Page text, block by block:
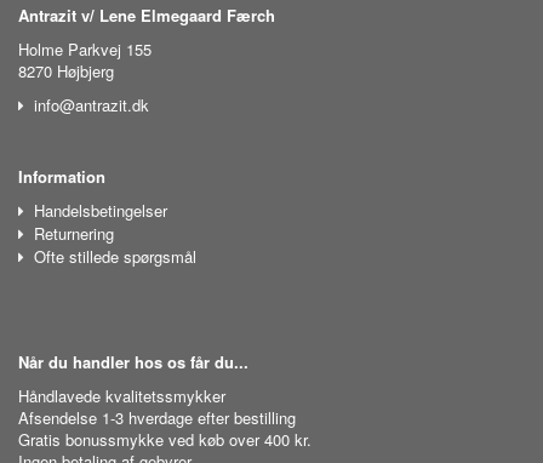
Antrazit v/ Lene Elmegaard Færch
Holme Parkvej 155
8270 Højbjerg
info@antrazit.dk
Information
Handelsbetingelser
Returnering
Ofte stillede spørgsmål
Når du handler hos os får du...
Håndlavede kvalitetssmykker
Afsendelse 1-3 hverdage efter bestilling
Gratis bonussmykke ved køb over 400 kr.